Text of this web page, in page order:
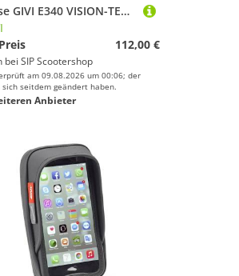
Top Case GIVI E340 VISION-TECH Monolock
112,00 €
bei SIP Scootershop
am 09.08.2026 um 00:06; der
sich seitdem geändert haben.
Anbieter